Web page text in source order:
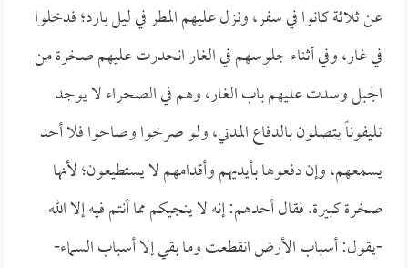
عن ثلاثة كانوا في سفر، ونزل عليهم المطر في ليل بارد؛ فدخلوا
في غار، وفي أثناء جلوسهم في الغار انحدرت عليهم صخرة من
الجبل وسدت عليهم باب الغار، وهم في الصحراء لا يوجد
تليفوناً يتصلون بالدفاع المدني، ولو صرخوا وصاحوا فلا أحد
يسمعهم، وإن دفعوها بأيديهم وأقدامهم لا يستطيعون؛ لأنها
صخرة كبيرة. فقال أحدهم: إنه لا ينجيكم مما أنتم فيه إلا الله
-يقول: أسباب الأرض انقطعت وما بقي إلا أسباب السماء-